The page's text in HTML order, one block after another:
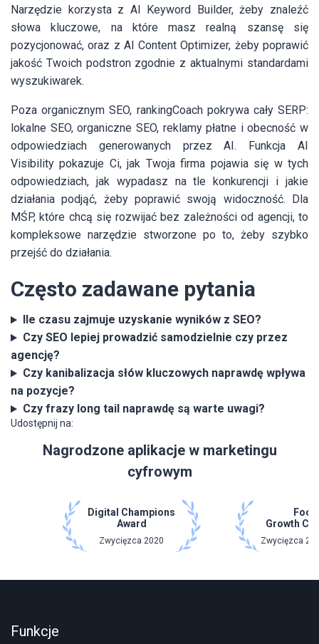
Narzędzie korzysta z AI Keyword Builder, żeby znaleźć
słowa kluczowe, na które masz realną szansę się
pozycjonować, oraz z AI Content Optimizer, żeby poprawić
jakość Twoich podstron zgodnie z aktualnymi standardami
wyszukiwarek.
Poza organicznym SEO, rankingCoach pokrywa cały SERP:
lokalne SEO, organiczne SEO, reklamy płatne i obecność w
odpowiedziach generowanych przez AI. Funkcja AI
Visibility pokazuje Ci, jak Twoja firma pojawia się w tych
odpowiedziach, jak wypadasz na tle konkurencji i jakie
działania podjąć, żeby poprawić swoją widoczność. Dla
MŚP, które chcą się rozwijać bez zależności od agencji, to
kompleksowe narzędzie stworzone po to, żeby szybko
przejść do działania.
Często zadawane pytania
Ile czasu zajmuje uzyskanie wyników z SEO?
Czy SEO lepiej prowadzić samodzielnie czy przez
agencję?
Czy kanibalizacja słów kluczowych naprawdę wpływa
na pozycje?
Czy frazy long tail naprawdę są warte uwagi?
Udostępnij na:
Nagrodzone aplikacje w marketingu
cyfrowym
Digital Champions
Award
Zwycięzca 2020
Growth
Zwycięzca
Funkcje